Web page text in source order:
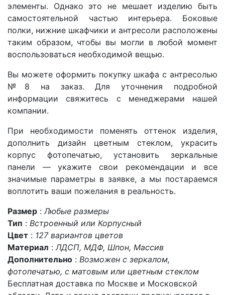
элементы. Однако это не мешает изделию быть
самостоятельной частью интерьера. Боковые
полки, нижние шкафчики и антресоли расположены
таким образом, чтобы вы могли в любой момент
воспользоваться необходимой вещью.
Вы можете оформить покупку шкафа с антресолью
№8 на заказ. Для уточнения подробной
информации свяжитесь с менеджерами нашей
компании.
При необходимости поменять оттенок изделия,
дополнить дизайн цветным стеклом, украсить
корпус фотопечатью, установить зеркальные
панели — укажите свои рекомендации и все
значимые параметры в заявке, а мы постараемся
воплотить ваши пожелания в реальность.
Размер : Любые размеры
Тип : Встроенный или Корпусный
Цвет : 127 вариантов цветов
Материал : ЛДСП, МДФ, Шпон, Массив
Дополнительно : Возможен с зеркалом,
фотопечатью, с матовым или цветным стеклом
Бесплатная доставка по Москве и Московской